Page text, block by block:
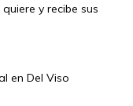
y recibe sus
en Del Viso